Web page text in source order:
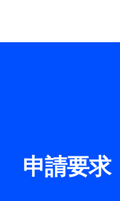
申請要求